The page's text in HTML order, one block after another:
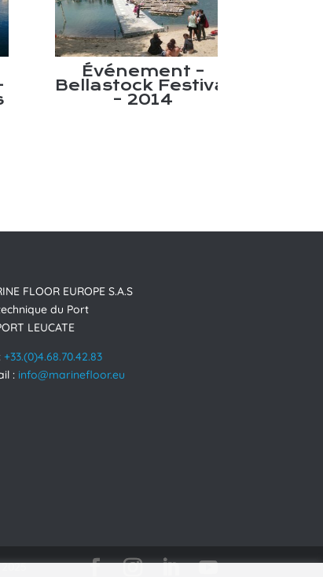
Événement –
Bellastock Festival
– 2014
FLOOR EUROPE S.A.S
du Port
LEUCATE
+33.(0)4.68.70.42.83
: info@marinefloor.eu